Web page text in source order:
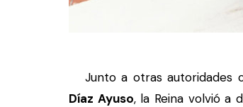
Junto a otras autoridades
Díaz Ayuso, la Reina volvió a